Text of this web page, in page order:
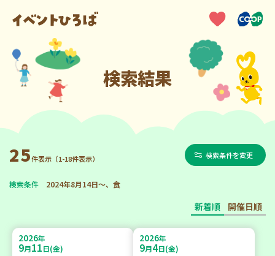
検索結果
25件表示（1-18件表示） 検索条件を変更
検索条件 2024年8月14日～、食
新着順 開催日順
2026年
9月11日(金)
2026年
9月4日(金)